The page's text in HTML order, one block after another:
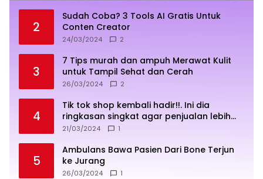
2
Sudah Coba? 3 Tools AI Gratis Untuk
Conten Creator
24/03/2024 2
3
7 Tips murah dan ampuh Merawat Kulit
untuk Tampil Sehat dan Cerah
26/03/2024 2
4
Tik tok shop kembali hadir!!. Ini dia
ringkasan singkat agar penjualan lebih
sukses
21/03/2024 1
5
Ambulans Bawa Pasien Dari Bone Terjun
ke Jurang
26/03/2024 1